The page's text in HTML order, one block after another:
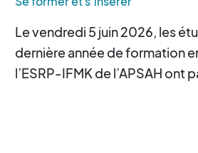
Le vendredi 5 juin 2026, les
dernière année de formation
l’ESRP-IFMK de l’APSAH ont